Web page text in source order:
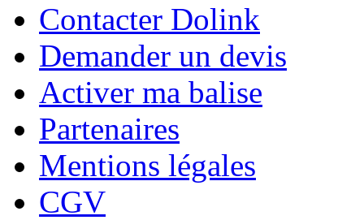
Contacter Dolink
Demander un devis
Activer ma balise
Partenaires
Mentions légales
CGV